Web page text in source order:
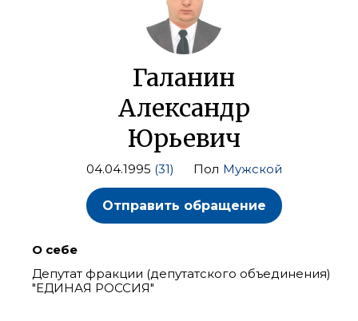
Галанин
Александр
Юрьевич
04.04.1995 (31) Пол Мужской
Отправить обращение
О себе
Депутат фракции (депутатского объединения)
"ЕДИНАЯ РОССИЯ"